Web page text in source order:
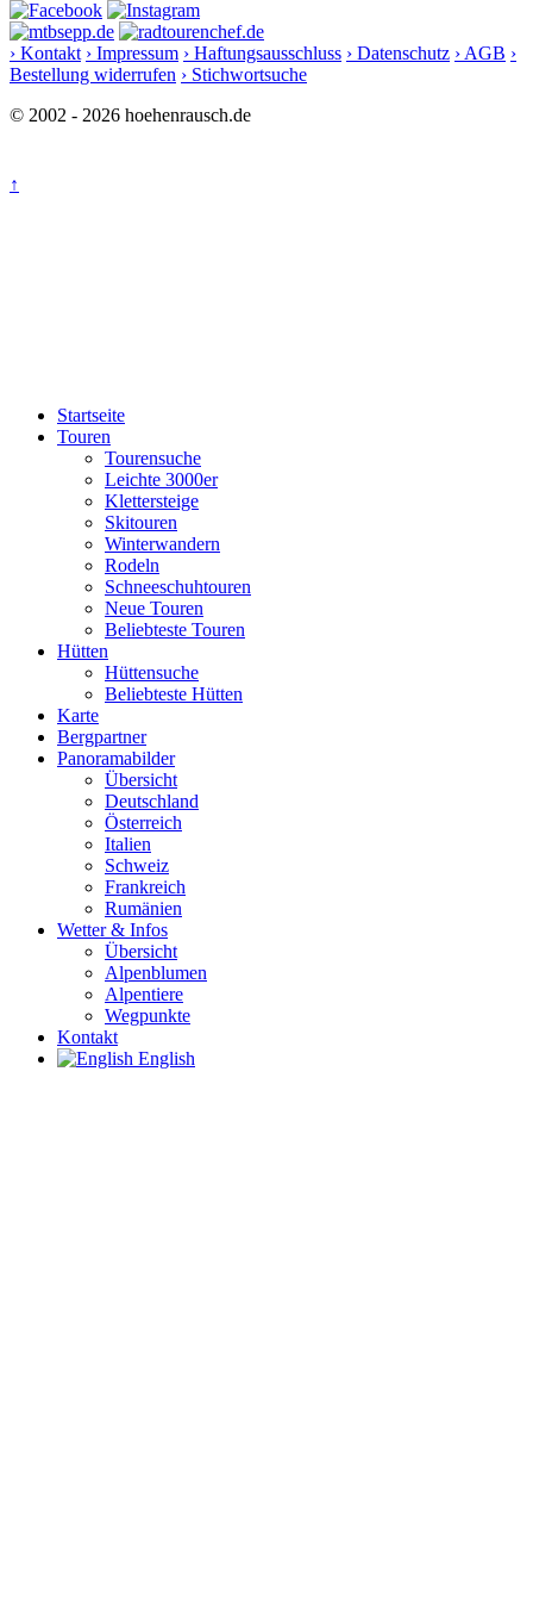
› Kontakt › Impressum › Haftungsausschluss › Datenschutz › AGB ›
Bestellung widerrufen › Stichwortsuche
© 2002 - 2026 hoehenrausch.de
↑
Startseite
Touren
Tourensuche
Leichte 3000er
Klettersteige
Skitouren
Winterwandern
Rodeln
Schneeschuhtouren
Neue Touren
Beliebteste Touren
Hütten
Hüttensuche
Beliebteste Hütten
Karte
Bergpartner
Panoramabilder
Übersicht
Deutschland
Österreich
Italien
Schweiz
Frankreich
Rumänien
Wetter & Infos
Übersicht
Alpenblumen
Alpentiere
Wegpunkte
Kontakt
English